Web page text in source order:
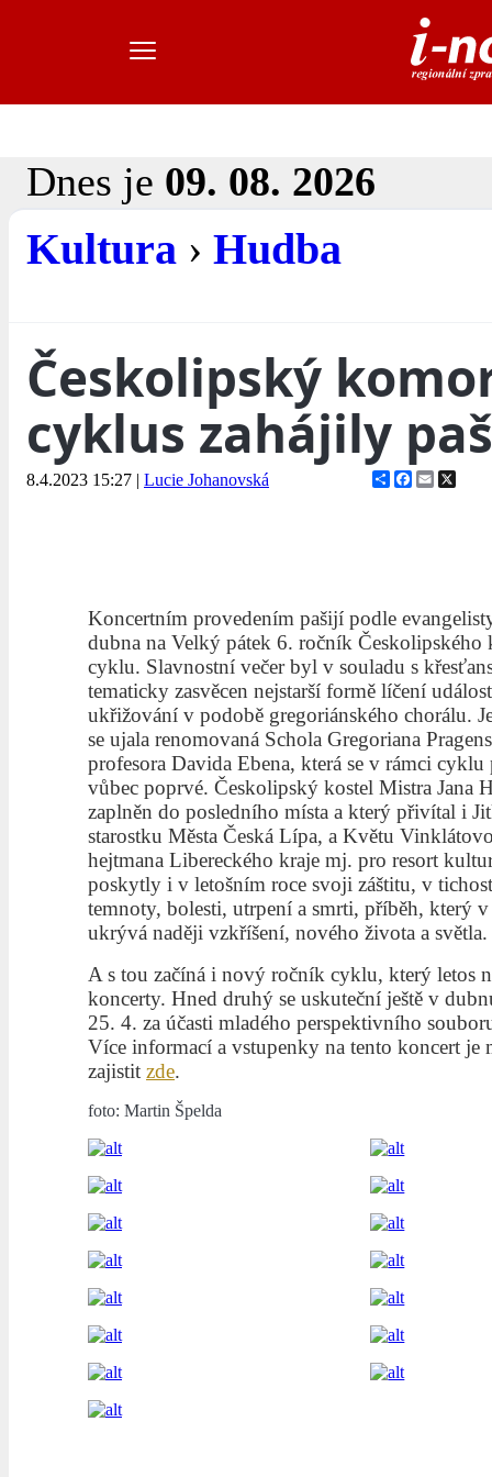
Dnes je 09. 08. 2026
Kultura › Hudba
Českolipský
cyklus zahájily
8.4.2023 15:27 | Lucie Johanovská ShareFacebook
Email
Koncertním provedením pašijí podle
dubna na Velký pátek 6. ročník Českolipského
cyklu. Slavnostní večer byl v souladu s
tematicky zasvěcen nejstarší formě líčení
ukřižování v podobě gregoriánského chorálu.
se ujala renomovaná Schola Gregoriana
profesora Davida Ebena, která se v rámci cyklu
vůbec poprvé. Českolipský kostel Mistra Jana
zaplněn do posledního místa a který přivítal i
starostku Města Česká Lípa, a Květu
hejtmana Libereckého kraje mj. pro resort
poskytly i v letošním roce svoji záštitu, v
temnoty, bolesti, utrpení a smrti, příběh, který v
ukrývá naději vzkříšení, nového života a světla.
A s tou začíná i nový ročník cyklu, který letos
koncerty. Hned druhý se uskuteční ještě v
25. 4. za účasti mladého perspektivního
Více informací a vstupenky na tento koncert je
zajistit zde.
foto: Martin Špelda